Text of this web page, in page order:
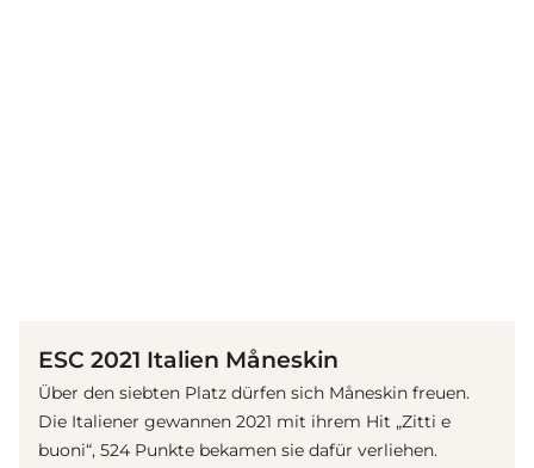
ESC 2021 Italien Måneskin
Über den siebten Platz dürfen sich Måneskin freuen.
Die Italiener gewannen 2021 mit ihrem Hit „Zitti e
buoni“, 524 Punkte bekamen sie dafür verliehen.